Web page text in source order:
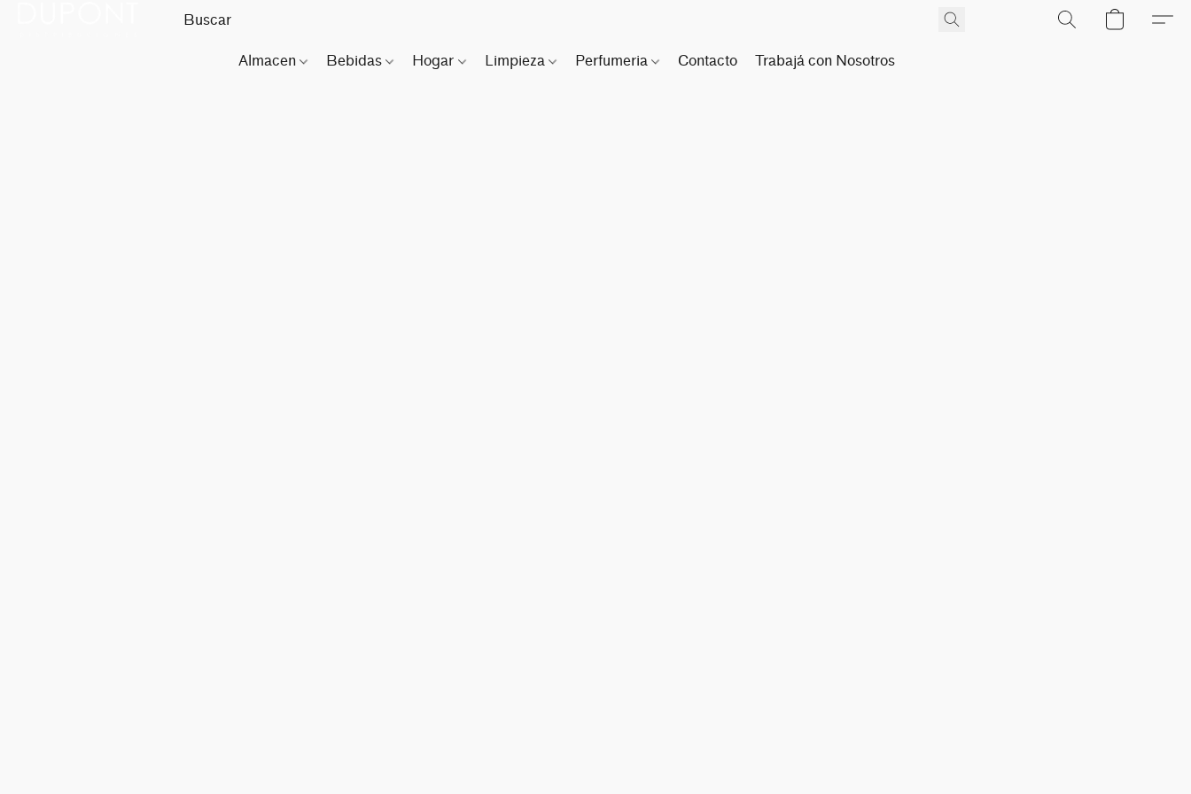
Almacen Bebidas Hogar Limpieza Perfumeria Contacto Trabajá con Nosotros